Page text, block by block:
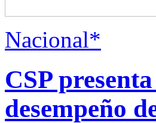
Nacional*
CSP
desempeño